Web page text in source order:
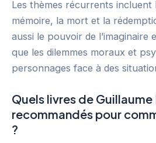
Les thèmes récurrents incluent
mémoire, la mort et la
aussi le pouvoir de l’imaginaire
que les dilemmes moraux et
personnages face à des
Quels livres de
recommandés pour
?